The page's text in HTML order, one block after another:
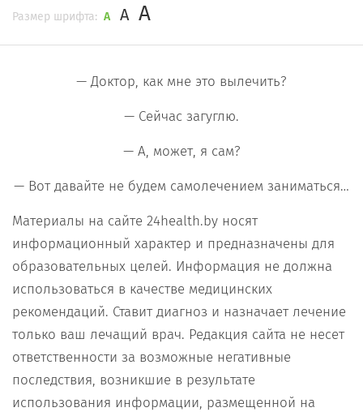
Размер шрифта: A A A
— Доктор, как мне это вылечить?
— Сейчас загуглю.
— А, может, я сам?
— Вот давайте не будем самолечением заниматься…
Материалы на сайте 24health.by носят
информационный характер и предназначены для
образовательных целей. Информация не должна
использоваться в качестве медицинских
рекомендаций. Ставит диагноз и назначает лечение
только ваш лечащий врач. Редакция сайта не несет
ответственности за возможные негативные
последствия, возникшие в результате
использования информации, размещенной на